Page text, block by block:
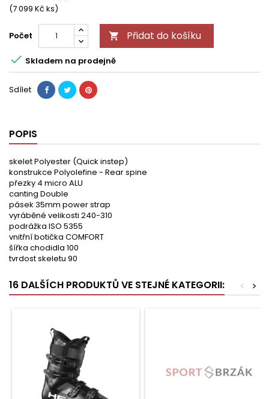
(7 099 Kč ks)
Počet  Přidat do košíku
 Skladem na prodejně
Sdílet
POPIS
skelet Polyester (Quick instep)
konstrukce Polyolefine - Rear spine
přezky 4 micro ALU
canting Double
pásek 35mm power strap
vyráběné velikosti 240-310
podrážka ISO 5355
vnitřní botička COMFORT
šířka chodidla 100
tvrdost skeletu 90
16 DALŠÍCH PRODUKTŮ VE STEJNÉ KATEGORII: >
<